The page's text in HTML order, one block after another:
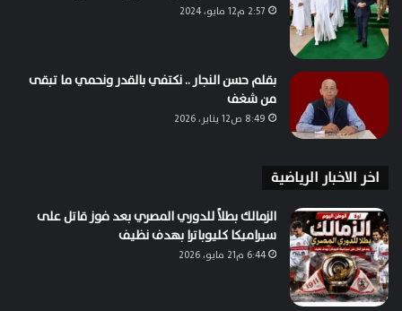
2:57 م12 مايو، 2024
بقلم حسن النجار .. نكتفي بالقدر ونحمي ما تبقى
من شغف
8:49 ص12 يناير، 2026
اخر الاخبار الرياضية
الزمالك بطلاً للدوري المصري بعد فوز قاتل على
سيراميكا كليوباترا بهدف نظيف
6:44 م21 مايو، 2026